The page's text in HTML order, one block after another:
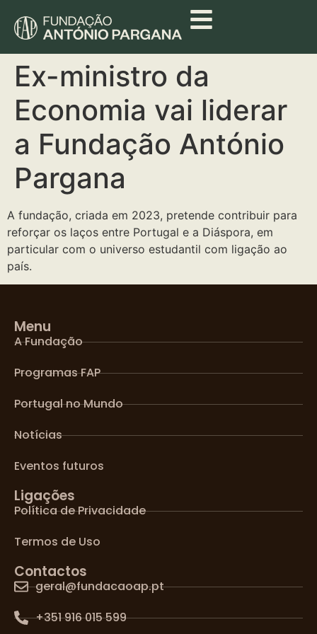
Ex-ministro da
Economia vai liderar
a Fundação António
Pargana
A fundação, criada em 2023, pretende contribuir para
reforçar os laços entre Portugal e a Diáspora, em
particular com o universo estudantil com ligação ao
país.
Menu
A Fundação
Programas FAP
Portugal no Mundo
Notícias
Eventos futuros
Ligações
Política de Privacidade
Termos de Uso
Contactos
geral@fundacaoap.pt
+351 916 015 599